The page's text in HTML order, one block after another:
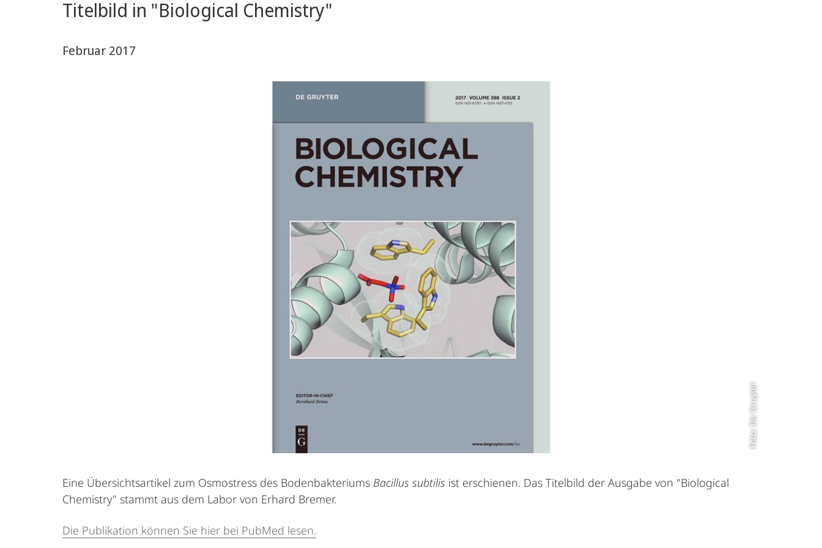
Titelbild in "Biological Chemistry"
Februar 2017
Foto: De Gruyter
Eine Übersichtsartikel zum Osmostress des Bodenbakteriums Bacillus subtilis ist erschienen. Das Titelbild der Ausgabe von "Biological
Chemistry" stammt aus dem Labor von Erhard Bremer.
Die Publikation können Sie hier bei PubMed lesen.